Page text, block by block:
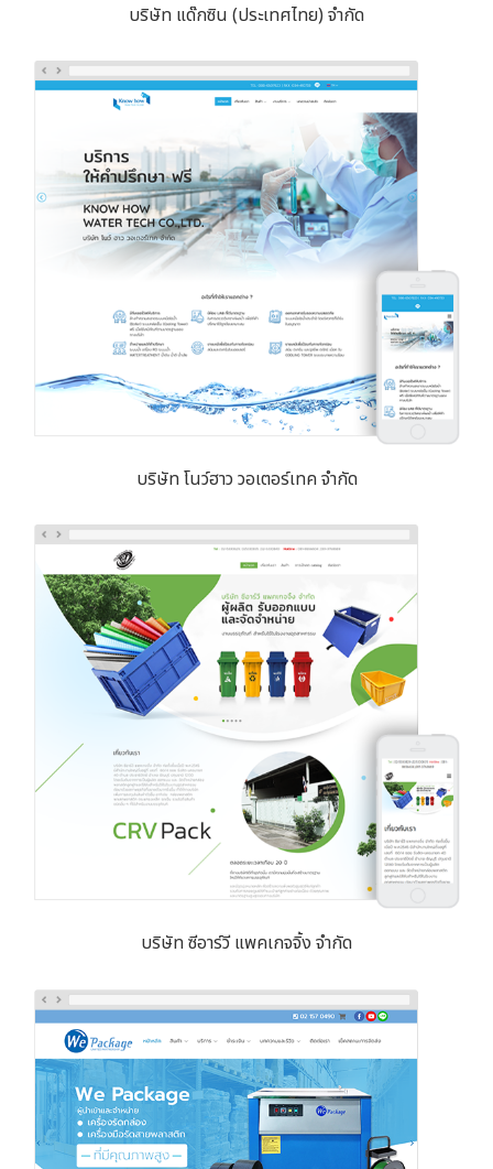
บริษัท แด๊กซิน (ประเทศไทย) จำกัด
บริษัท โนว์ฮาว วอเตอร์เทค จำกัด
บริษัท ซีอาร์วี แพคเกจจิ้ง จำกัด